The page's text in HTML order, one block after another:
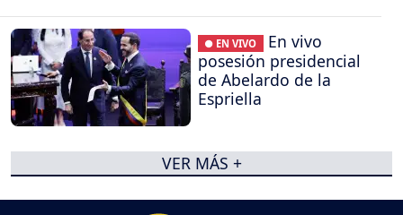
● EN VIVO
En vivo
posesión presidencial
de Abelardo de la
Espriella
VER MÁS +